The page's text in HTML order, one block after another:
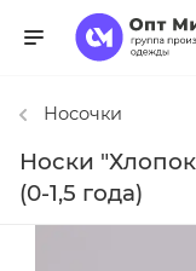
Носочки
Носки
(0-1,5 года)